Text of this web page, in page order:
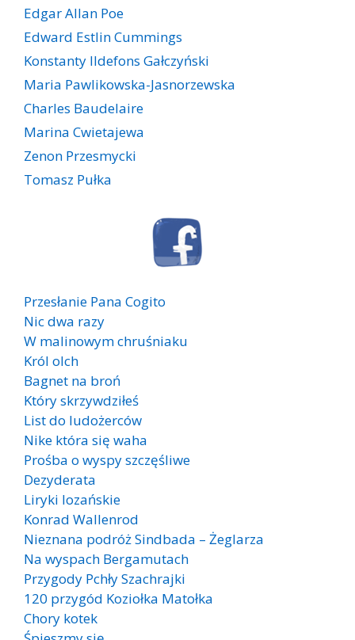
Edgar Allan Poe
Edward Estlin Cummings
Konstanty Ildefons Gałczyński
Maria Pawlikowska-Jasnorzewska
Charles Baudelaire
Marina Cwietajewa
Zenon Przesmycki
Tomasz Pułka
Przesłanie Pana Cogito
Nic dwa razy
W malinowym chruśniaku
Król olch
Bagnet na broń
Który skrzywdziłeś
List do ludożerców
Nike która się waha
Prośba o wyspy szczęśliwe
Dezyderata
Liryki lozańskie
Konrad Wallenrod
Nieznana podróż Sindbada – Żeglarza
Na wyspach Bergamutach
Przygody Pchły Szachrajki
120 przygód Koziołka Matołka
Chory kotek